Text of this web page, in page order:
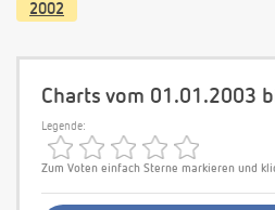
2002
Charts vom 01.01.2003
Legende:
Zum Voten einfach Sterne markieren und